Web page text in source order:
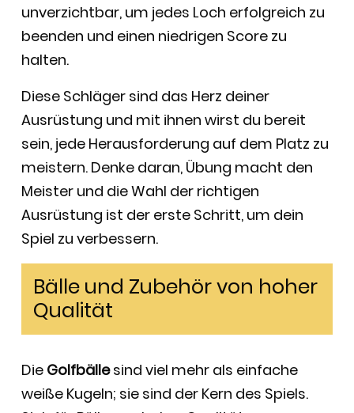
unverzichtbar, um jedes Loch erfolgreich zu
beenden und einen niedrigen Score zu
halten.
Diese Schläger sind das Herz deiner
Ausrüstung und mit ihnen wirst du bereit
sein, jede Herausforderung auf dem Platz zu
meistern. Denke daran, Übung macht den
Meister und die Wahl der richtigen
Ausrüstung ist der erste Schritt, um dein
Spiel zu verbessern.
Bälle und Zubehör von hoher
Qualität
Die Golfbällesind viel mehr als einfache
weiße Kugeln; sie sind der Kern des Spiels.